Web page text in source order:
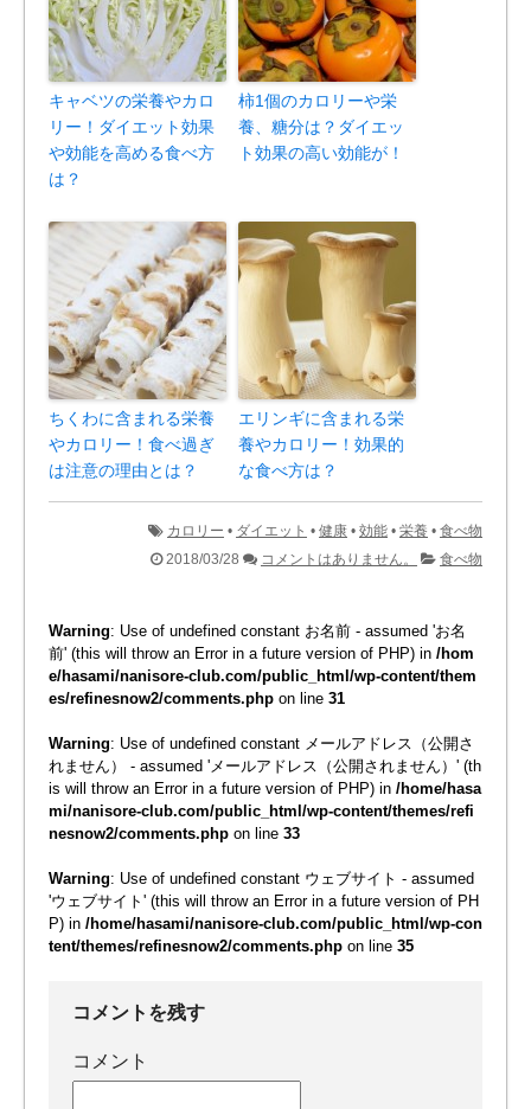
キャベツの栄養やカロ
リー！ダイエット効果
や効能を高める食べ方
は？
柿1個のカロリーや栄
養、糖分は？ダイエッ
ト効果の高い効能が！
ちくわに含まれる栄養
やカロリー！食べ過ぎ
は注意の理由とは？
エリンギに含まれる栄
養やカロリー！効果的
な食べ方は？
カロリー • ダイエット • 健康 • 効能 • 栄養 • 食べ物
2018/03/28
コメントはありません。 食べ物
Warning: Use of undefined constant お名前 - assumed 'お名
前' (this will throw an Error in a future version of PHP) in /hom
e/hasami/nanisore-club.com/public_html/wp-content/them
es/refinesnow2/comments.php on line 31
Warning: Use of undefined constant メールアドレス（公開さ
れません） - assumed 'メールアドレス（公開されません）' (th
is will throw an Error in a future version of PHP) in /home/hasa
mi/nanisore-club.com/public_html/wp-content/themes/refi
nesnow2/comments.php on line 33
Warning: Use of undefined constant ウェブサイト - assumed
'ウェブサイト' (this will throw an Error in a future version of PH
P) in /home/hasami/nanisore-club.com/public_html/wp-con
tent/themes/refinesnow2/comments.php on line 35
コメントを残す
コメント